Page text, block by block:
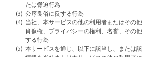
たは脅迫行為
(3) 公序良俗に反する行為
(4) 当社、本サービスの他の利用者またはその
肖像権、プライバシーの権利、名誉、その
する行為
(5) 本サービスを通じ、以下に該当し、または